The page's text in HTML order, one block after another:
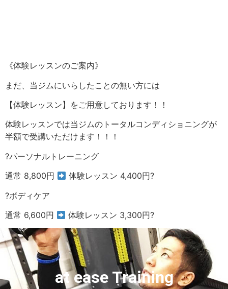
《体験レッスンのご案内》
まだ、当ジムにいらしたことの無い方には
【体験レッスン】をご用意しております！！
体験レッスンでは当ジムのトータルコンディショニングが
半額で受講いただけます！！！
?パーソナルトレーニング
通常 8,800円
体験レッスン 4,400円?
?ボディケア
通常 6,600円
体験レッスン 3,300円?
at ease Training